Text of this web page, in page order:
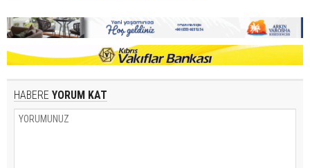
HABERE YORUM KAT